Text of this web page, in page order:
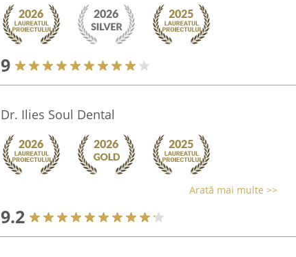
9
Dr. Ilies Soul Dental
Arată mai multe >>
9.2